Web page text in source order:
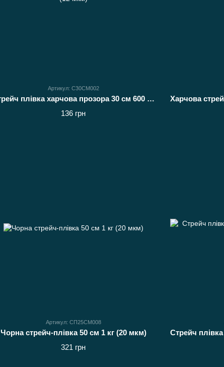
Артикул: С30СМ002
Стрейч плівка харчова прозора 30 см 600 г (12 мкм)
136 грн
Артикул: СП25СМ008
Чорна стрейч-плівка 50 см 1 кг (20 мкм)
321 грн